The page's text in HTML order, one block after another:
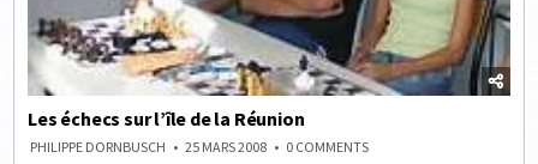
Les échecs sur l’île de la Réunion
PHILIPPE DORNBUSCH 25 MARS 2008 0 COMMENTSON